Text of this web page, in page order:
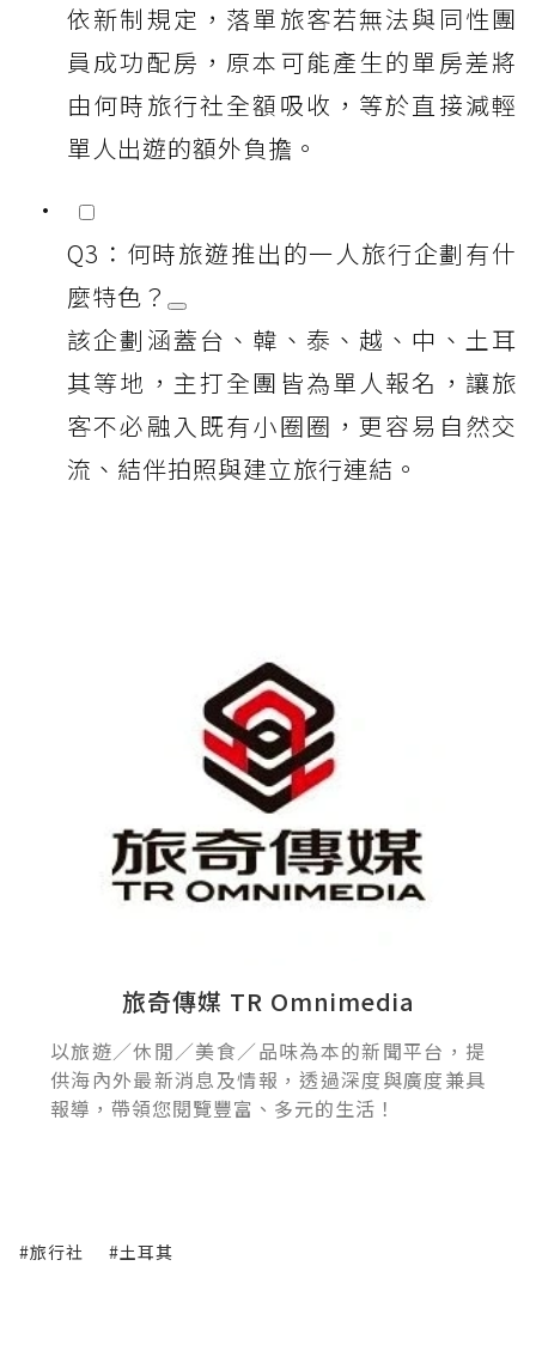
依新制規定，落單旅客若無法與同性團
員成功配房，原本可能產生的單房差將
由何時旅行社全額吸收，等於直接減輕
單人出遊的額外負擔。
Q3：何時旅遊推出的一人旅行企劃有什
麼特色？
該企劃涵蓋台、韓、泰、越、中、土耳
其等地，主打全團皆為單人報名，讓旅
客不必融入既有小圈圈，更容易自然交
流、結伴拍照與建立旅行連結。
旅奇傳媒 TR Omnimedia
以旅遊／休閒／美食／品味為本的新聞平台，提
供海內外最新消息及情報，透過深度與廣度兼具
報導，帶領您閱覽豐富、多元的生活！
#旅行社 #土耳其